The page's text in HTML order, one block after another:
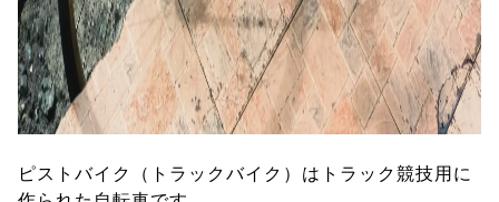
ピストバイク（トラックバイク）はトラック競技用に